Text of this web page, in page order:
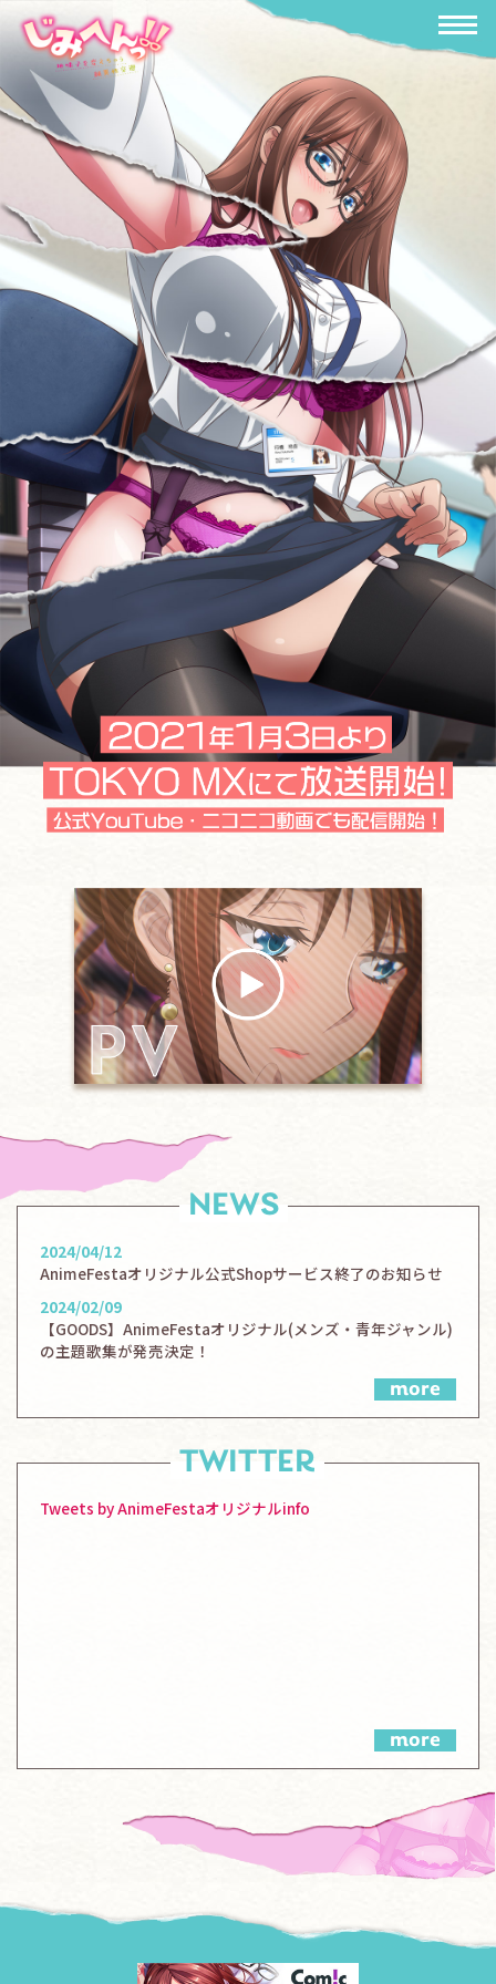
NEWS
2024/04/12
AnimeFestaオリジナル公式Shopサービス終了のお知らせ
2024/02/09
【GOODS】AnimeFestaオリジナル(メンズ・青年ジャンル)
の主題歌集が発売決定！
more
TWITTER
Tweets by AnimeFestaオリジナルinfo
more